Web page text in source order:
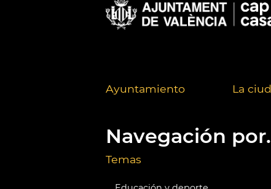
Ayuntamiento La
Navegación
Temas